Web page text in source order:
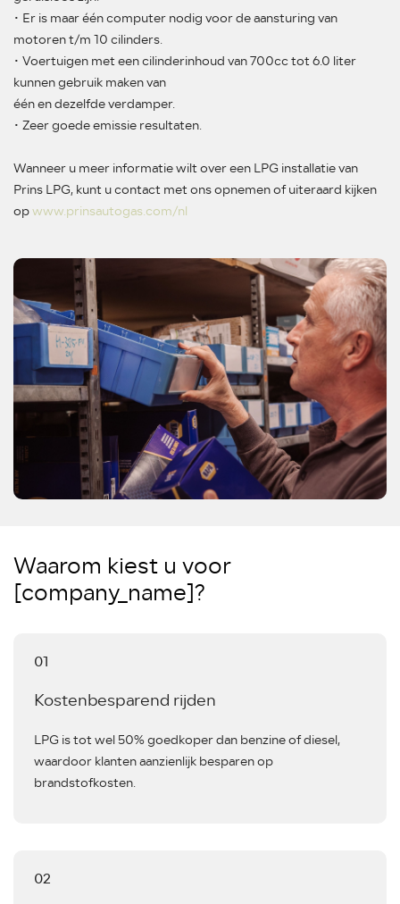
• Er is maar één computer nodig voor de aansturing van
motoren t/m 10 cilinders.
• Voertuigen met een cilinderinhoud van 700cc tot 6.0 liter
kunnen gebruik maken van
één en dezelfde verdamper.
• Zeer goede emissie resultaten.
Wanneer u meer informatie wilt over een LPG installatie van
Prins LPG, kunt u contact met ons opnemen of uiteraard kijken
opwww.prinsautogas.com/nl
Waarom kiest u voor
[company_name]?
01
Kostenbesparend rijden
LPG is tot wel 50% goedkoper dan benzine of diesel,
waardoor klanten aanzienlijk besparen op
brandstofkosten.
02